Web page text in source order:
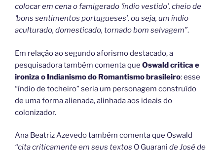
colocar em cena o famigerado ‘índio vestido’, cheio de
‘bons sentimentos portugueses’, ou seja, um índio
aculturado, domesticado, tornado bom selvagem”.
Em relação ao segundo aforismo destacado, a
pesquisadora também comenta que Oswald critica e
ironiza o Indianismo do Romantismo brasileiro: esse
“índio de tocheiro” seria um personagem construído
de uma forma alienada, alinhada aos ideais do
colonizador.
Ana Beatriz Azevedo também comenta que Oswald
“cita criticamente em seus textos O Guarani de José de